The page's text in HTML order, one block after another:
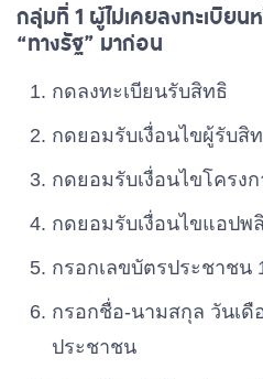
กลุ่มที่ 1 ผู้ไม่เคยลงทะเบีย
“ทางรัฐ” มาก่อน
กดลงทะเบียนรับสิทธิ
กดยอมรับเงื่อนไขผู้รับสิ
กดยอมรับเงื่อนไขโครงก
กดยอมรับเงื่อนไขแอปพ
กรอกเลขบัตรประชาชน
กรอกชื่อ-นามสกุล วันเ
ประชาชน